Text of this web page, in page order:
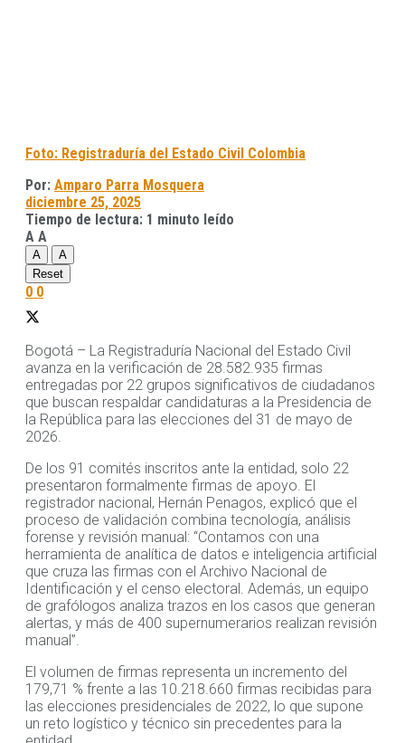
Foto: Registraduría del Estado Civil Colombia
Por: Amparo Parra Mosquera
diciembre 25, 2025
Tiempo de lectura: 1 minuto leído
A A
A
A
Reset
0 0
Bogotá – La Registraduría Nacional del Estado Civil
avanza en la verificación de 28.582.935 firmas
entregadas por 22 grupos significativos de ciudadanos
que buscan respaldar candidaturas a la Presidencia de
la República para las elecciones del 31 de mayo de
2026.
De los 91 comités inscritos ante la entidad, solo 22
presentaron formalmente firmas de apoyo. El
registrador nacional, Hernán Penagos, explicó que el
proceso de validación combina tecnología, análisis
forense y revisión manual: “Contamos con una
herramienta de analítica de datos e inteligencia artificial
que cruza las firmas con el Archivo Nacional de
Identificación y el censo electoral. Además, un equipo
de grafólogos analiza trazos en los casos que generan
alertas, y más de 400 supernumerarios realizan revisión
manual”.
El volumen de firmas representa un incremento del
179,71 % frente a las 10.218.660 firmas recibidas para
las elecciones presidenciales de 2022, lo que supone
un reto logístico y técnico sin precedentes para la